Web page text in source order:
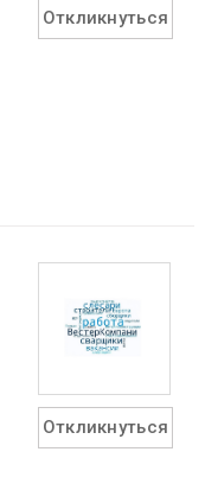
Откликнуться
Откликнуться